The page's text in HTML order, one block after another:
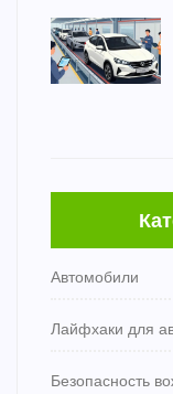
Автомобили
Лайфхаки для
Безопасность